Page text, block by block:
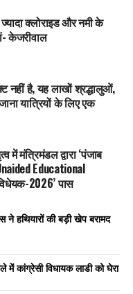
क्लोराइड और नमी के
केजरीवाल
नहीं है, यह लाखों श्रद्धालुओं,
यात्रियों के लिए एक
में मंत्रिमंडल द्वारा ‘पंजाब
Educational
2026’ पास
ने हथियारों की बड़ी खेप बरामद
कांग्रेसी विधायक लाडी को घेरा